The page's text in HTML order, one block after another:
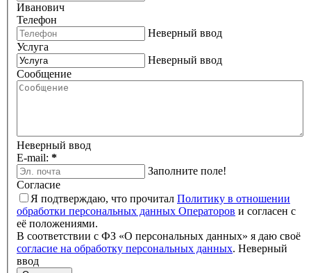
Иванович
Телефон
Неверный ввод
Услуга
Неверный ввод
Сообщение
Неверный ввод
E-mail: *
Заполните поле!
Согласие
Я подтверждаю, что прочитал Политику в отношении
обработки персональных данных Операторов и согласен с
её положениями.
В соответствии с ФЗ «О персональных данных» я даю своё
согласие на обработку персональных данных. Неверный
ввод